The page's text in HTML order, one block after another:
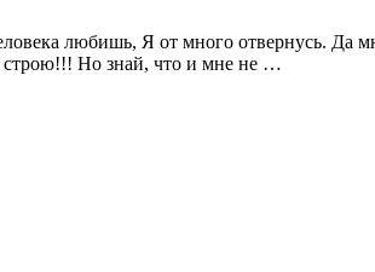
любишь, Я от много отвернусь. Да
строю!!! Но знай, что и мне не …